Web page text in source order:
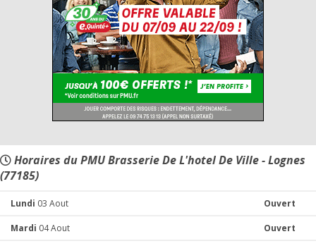
Horaires du PMU Brasserie De L'hotel De Ville - Lognes
(77185)
Lundi 03 Aout Ouvert
Mardi 04 Aout Ouvert